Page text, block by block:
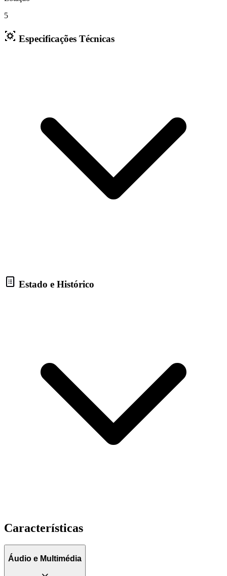
5
Especificações Técnicas
Estado e Histórico
Características
Áudio e Multimédia